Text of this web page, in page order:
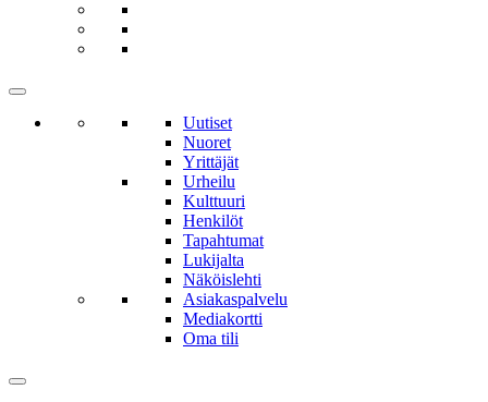
Uutiset
Nuoret
Yrittäjät
Urheilu
Kulttuuri
Henkilöt
Tapahtumat
Lukijalta
Näköislehti
Asiakaspalvelu
Mediakortti
Oma tili